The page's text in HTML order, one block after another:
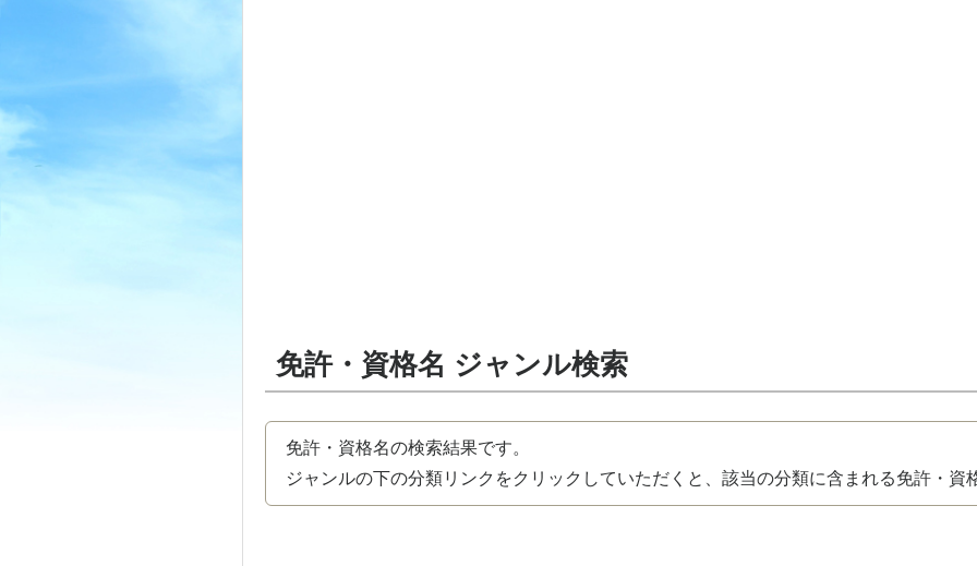
免許・資格名 ジャンル検索
免許・資格名の検索結果です。
ジャンルの下の分類リンクをクリックしていただくと、該当の分類に含まれる免許・資